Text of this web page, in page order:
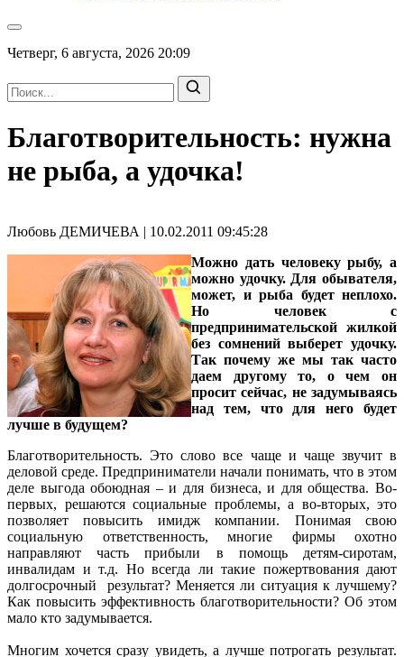
Четверг, 6 августа, 2026 20:09
Благотворительность: нужна
не рыба, а удочка!
Любовь ДЕМИЧЕВА | 10.02.2011 09:45:28
Можно дать человеку рыбу, а
можно удочку. Для обывателя,
может, и рыба будет неплохо.
Но человек с
предпринимательской жилкой
без сомнений выберет удочку.
Так почему же мы так часто
даем другому то, о чем он
просит сейчас, не задумываясь
над тем, что для него будет
лучше в будущем?
Благотворительность. Это слово все чаще и чаще звучит в
деловой среде. Предприниматели начали понимать, что в этом
деле выгода обоюдная – и для бизнеса, и для общества. Во-
первых, решаются социальные проблемы, а во-вторых, это
позволяет повысить имидж компании. Понимая свою
социальную ответственность, многие фирмы охотно
направляют часть прибыли в помощь детям-сиротам,
инвалидам и т.д. Но всегда ли такие пожертвования дают
долгосрочный результат? Меняется ли ситуация к лучшему?
Как повысить эффективность благотворительности? Об этом
мало кто задумывается.
Многим хочется сразу увидеть, а лучше потрогать результат.